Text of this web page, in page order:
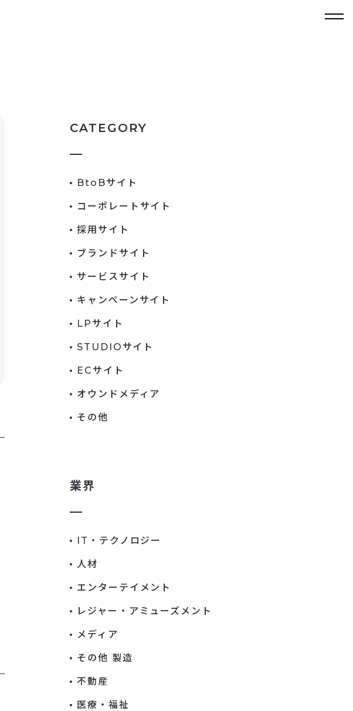
CATEGORY
BtoBサイト
コーポレートサイト
採用サイト
ブランドサイト
サービスサイト
キャンペーンサイト
LPサイト
STUDIOサイト
ECサイト
オウンドメディア
その他
業界
IT・テクノロジー
人材
エンターテイメント
レジャー・アミューズメント
メディア
その他 製造
不動産
医療・福祉